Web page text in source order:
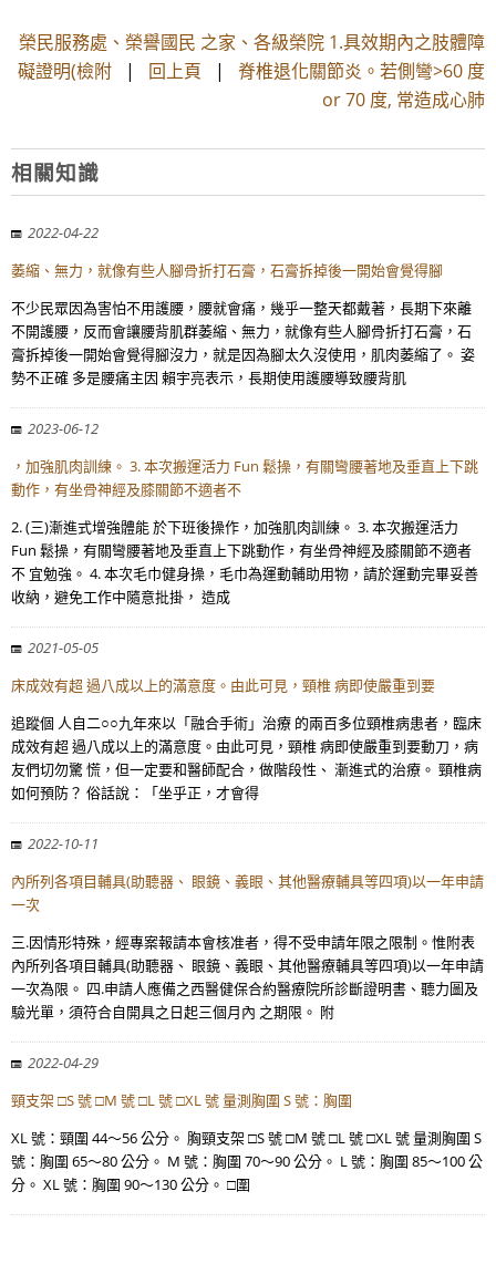
榮民服務處、榮譽國民 之家、各級榮院 1.具效期內之肢體障
礙證明(檢附 | 回上頁 | 脊椎退化關節炎。若側彎>60 度
or 70 度, 常造成心肺
相關知識
2022-04-22
萎縮、無力，就像有些人腳骨折打石膏，石膏拆掉後一開始會覺得腳
不少民眾因為害怕不用護腰，腰就會痛，幾乎一整天都戴著，長期下來離
不開護腰，反而會讓腰背肌群萎縮、無力，就像有些人腳骨折打石膏，石
膏拆掉後一開始會覺得腳沒力，就是因為腳太久沒使用，肌肉萎縮了。 姿
勢不正確 多是腰痛主因 賴宇亮表示，長期使用護腰導致腰背肌
2023-06-12
，加強肌肉訓練。 3. 本次搬運活力 Fun 鬆操，有關彎腰著地及垂直上下跳
動作，有坐骨神經及膝關節不適者不
2. (三)漸進式增強體能 於下班後操作，加強肌肉訓練。 3. 本次搬運活力
Fun 鬆操，有關彎腰著地及垂直上下跳動作，有坐骨神經及膝關節不適者
不 宜勉強。 4. 本次毛巾健身操，毛巾為運動輔助用物，請於運動完畢妥善
收納，避免工作中隨意批掛， 造成
2021-05-05
床成效有超 過八成以上的滿意度。由此可見，頸椎 病即使嚴重到要
追蹤個 人自二○○九年來以「融合手術」治療 的兩百多位頸椎病患者，臨床
成效有超 過八成以上的滿意度。由此可見，頸椎 病即使嚴重到要動刀，病
友們切勿驚 慌，但一定要和醫師配合，做階段性、 漸進式的治療。 頸椎病
如何預防？ 俗話說：「坐乎正，才會得
2022-10-11
內所列各項目輔具(助聽器、 眼鏡、義眼、其他醫療輔具等四項)以一年申請
一次
三.因情形特殊，經專案報請本會核准者，得不受申請年限之限制。惟附表
內所列各項目輔具(助聽器、 眼鏡、義眼、其他醫療輔具等四項)以一年申請
一次為限。 四.申請人應備之西醫健保合約醫療院所診斷證明書、聽力圖及
驗光單，須符合自開具之日起三個月內 之期限。 附
2022-04-29
頸支架 □S 號 □M 號 □L 號 □XL 號 量測胸圍 S 號：胸圍
XL 號：頸圍 44～56 公分。 胸頸支架 □S 號 □M 號 □L 號 □XL 號 量測胸圍 S
號：胸圍 65～80 公分。 M 號：胸圍 70～90 公分。 L 號：胸圍 85～100 公
分。 XL 號：胸圍 90～130 公分。 □圍